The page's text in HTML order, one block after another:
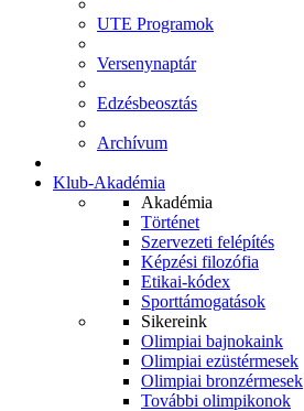
UTE Programok
Versenynaptár
Edzésbeosztás
Archívum
Klub-Akadémia
Akadémia
Történet
Szervezeti felépítés
Képzési filozófia
Etikai-kódex
Sporttámogatások
Sikereink
Olimpiai bajnokaink
Olimpiai ezüstérmesek
Olimpiai bronzérmesek
További olimpikonok